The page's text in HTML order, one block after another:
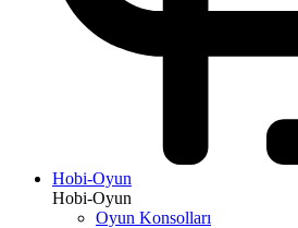
Hobi-Oyun
Hobi-Oyun
Oyun Konsolları